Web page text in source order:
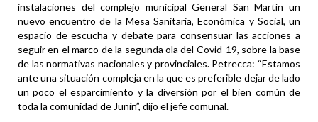
instalaciones del complejo municipal General San Martín un
nuevo encuentro de la Mesa Sanitaria, Económica y Social, un
espacio de escucha y debate para consensuar las acciones a
seguir en el marco de la segunda ola del Covid-19, sobre la base
de las normativas nacionales y provinciales. Petrecca: “Estamos
ante una situación compleja en la que es preferible dejar de lado
un poco el esparcimiento y la diversión por el bien común de
toda la comunidad de Junín”, dijo el jefe comunal.